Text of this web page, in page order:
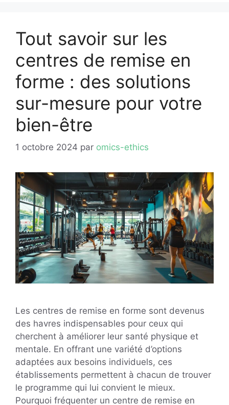
Tout savoir sur les
centres de remise en
forme : des solutions
sur-mesure pour votre
bien-être
1 octobre 2024 par omics-ethics
Les centres de remise en forme sont devenus
des havres indispensables pour ceux qui
cherchent à améliorer leur santé physique et
mentale. En offrant une variété d’options
adaptées aux besoins individuels, ces
établissements permettent à chacun de trouver
le programme qui lui convient le mieux.
Pourquoi fréquenter un centre de remise en